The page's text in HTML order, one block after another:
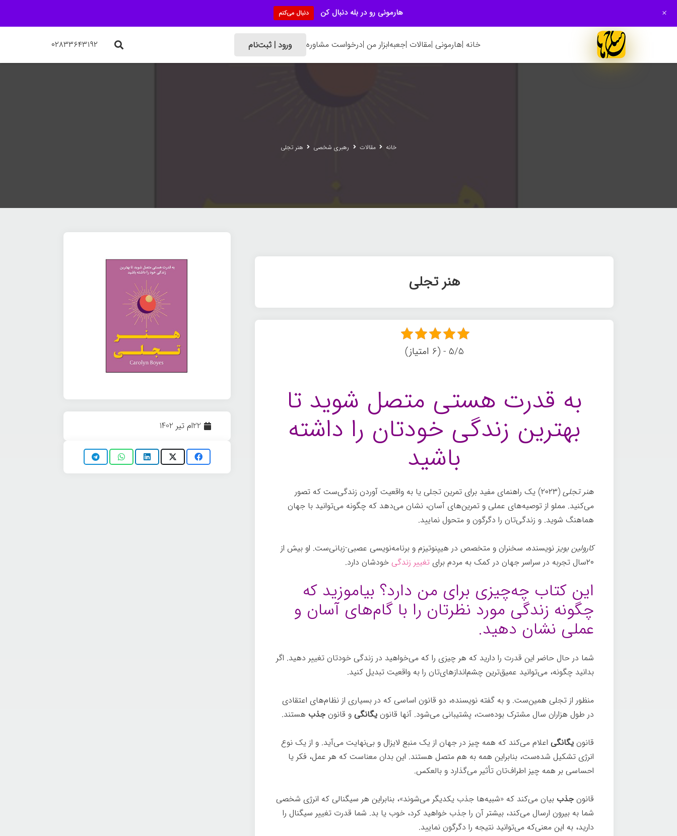
خانه |هارمونی |مقالات |جعبه‌ابزار من |درخواست مشاوره ورود | ثبت‌نام ۰۲۸۳۳۶۴۳۱۹۲
خانه مقالات رهبری شخصی هنر تجلی
هنر تجلی
5/5 - (6 امتیاز)
به قدرت هستی متصل شوید تا
بهترین زندگی خودتان را داشته
باشید
هنر تجلی
(۲۰۲۳) یک راهنمای مفید برای تمرین تجلی یا به واقعیت آوردن زندگی‌ست که تصور
می‌کنید. مملو از توصیه‌های عملی و تمرین‌های آسان، نشان می‌دهد که چگونه می‌توانید با جهان
هماهنگ شوید. و زندگی‌تان را دگرگون و متحول نمایید.
کارولین بویز نویسنده، سخنران و متخصص در هیپنوتیزم و برنامه‌نویسی عصبی-زبانی‌ست. او بیش از
۲۰سال تجربه در سراسر جهان در کمک به مردم برای
تغییر زندگی خودشان دارد.
این کتاب چه‌چیزی برای من دارد؟ بیاموزید که
چگونه زندگی مورد نظرتان را با گام‌های آسان و
عملی نشان دهید.
شما در حال حاضر این قدرت را دارید که هر چیزی را که می‌خواهید در زندگی خودتان تغییر دهید. اگر
بدانید چگونه، می‌توانید عمیق‌ترین چشم‌اندازهای‌تان را به واقعیت تبدیل کنيد.
منظور از تجلی همین‌ست. و به گفته نویسنده، دو قانون اساسی که در بسیاری از نظام‌های اعتقادی
در طول هزاران سال مشترک بوده‌ست، پشتیبانی می‌شود. آنها قانون یگانگی و قانون جذب هستند.
قانون یگانگی اعلام می‌کند که همه چیز در جهان از یک منبع لایزال و بی‌نهایت می‌آید. و از یک نوع
انرژی تشکیل شده‌ست، بنابراین همه به هم متصل هستند. این بدان معناست که هر عمل، فکر یا
احساسی بر همه چیز اطراف‌تان تأثیر می‌گذارد و بالعکس.
قانون جذب بیان می‌کند که «شبیه‌ها جذب یکدیگر می‌شوند»، بنابراین هر سیگنالی که انرژی شخصی
شما به بیرون ارسال می‌کند، بیشتر آن را جذب خواهید کرد، خوب یا بد. شما قدرت تغییر سیگنال را
دارید، به این معنی‌که می‌توانید نتیجه را دگرگون نمایید.
22ام تیر 1402
هارمونی رو در بله دنبال کن دنبال می‌کنم +